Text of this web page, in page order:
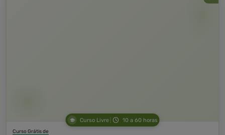
Curso Livre 10 a 60 horas
Curso Grátis de